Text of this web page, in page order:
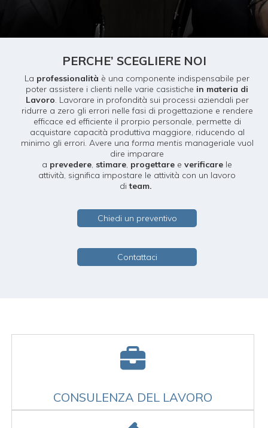
PERCHE’ SCEGLIERE NOI
La professionalità è una componente indispensabile per
poter assistere i clienti nelle varie casistiche in materia di
Lavoro. Lavorare in profondità sui processi aziendali per
ridurre a zero gli errori nelle fasi di progettazione e rendere
efficace ed efficiente il prorpio personale, permette di
acquistare capacità produttiva maggiore, riducendo al
minimo gli errori. Avere una forma mentis manageriale vuol
dire imparare
a prevedere, stimare, progettare e verificare le
attività, significa impostare le attività con un lavoro
diteam.
Chiedi un preventivo
Contattaci
CONSULENZA DEL LAVORO